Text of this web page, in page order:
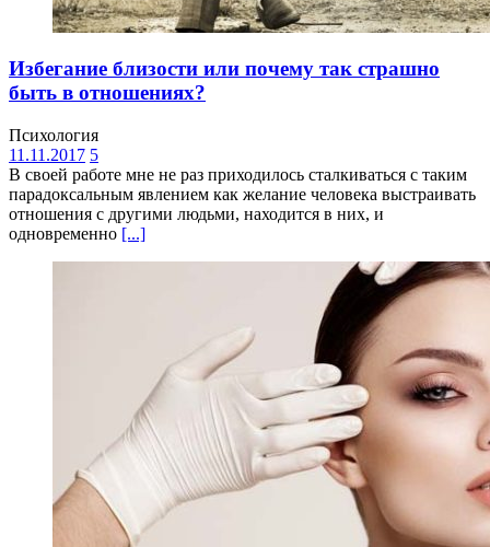
Избегание близости или почему так страшно
быть в отношениях?
Психология
11.11.2017 5
В своей работе мне не раз приходилось сталкиваться с таким
парадоксальным явлением как желание человека выстраивать
отношения с другими людьми, находится в них, и
одновременно [...]